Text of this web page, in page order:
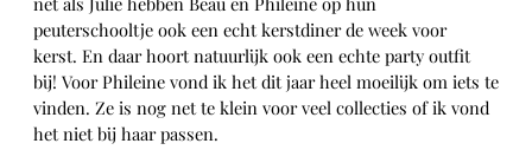
peuterschooltje ook een echt kerstdiner de week voor
kerst. En daar hoort natuurlijk ook een echte party outfit
bij! Voor Phileine vond ik het dit jaar heel moeilijk om iets te
vinden. Ze is nog net te klein voor veel collecties of ik vond
het niet bij haar passen.